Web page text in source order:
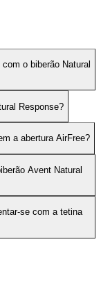
o biberão Natural
Response?
a abertura AirFree?
Avent Natural
se com a tetina